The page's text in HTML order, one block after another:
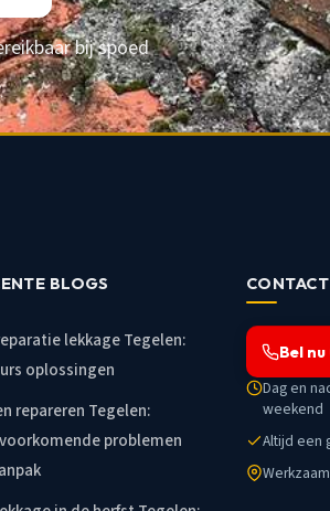
bij spoed
BLOGS
lekkage Tegelen:
oplossingen
repareren Tegelen:
problemen
CONTACT
Bel
Dag en
weekend
Altijd een